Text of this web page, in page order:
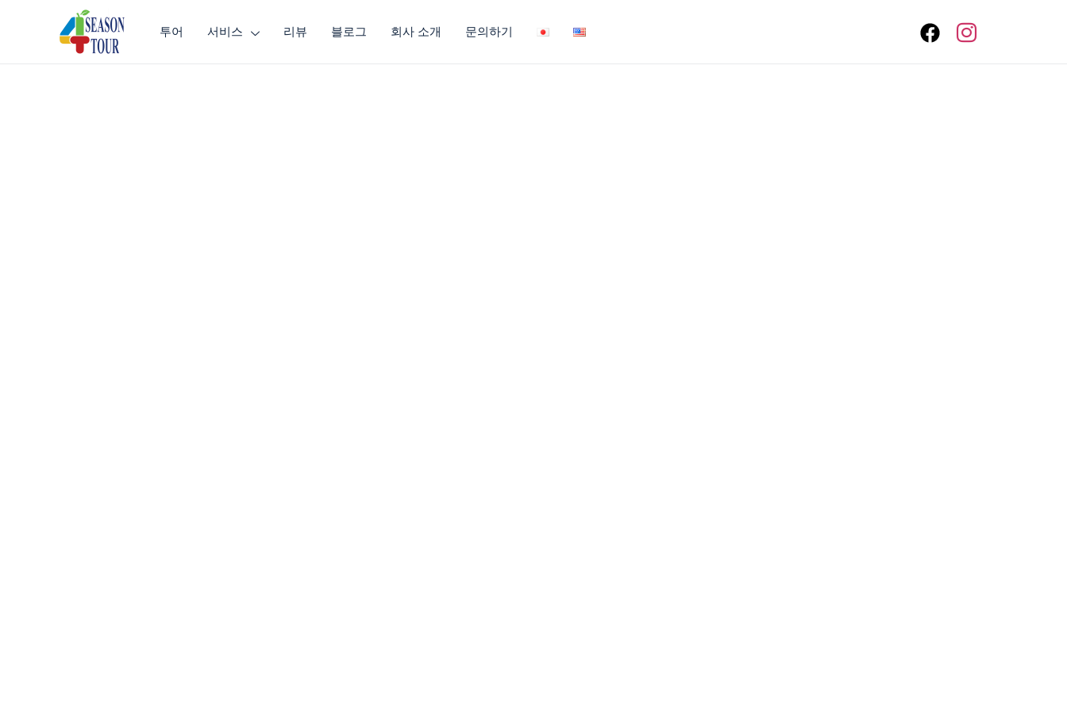
투어 서비스 리뷰 블로그 회사 소개 문의하기